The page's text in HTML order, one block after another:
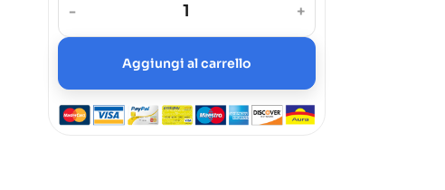
- +
Aggiungi al carrello